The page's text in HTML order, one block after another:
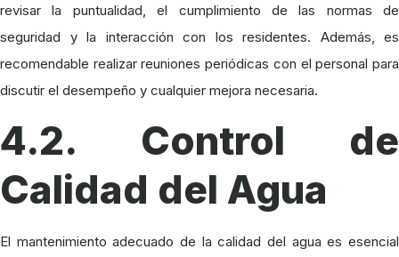
revisar la puntualidad, el cumplimiento de las normas de
seguridad y la interacción con los residentes. Además, es
recomendable realizar reuniones periódicas con el personal para
discutir el desempeño y cualquier mejora necesaria.
4.2. Control de
Calidad del Agua
El mantenimiento adecuado de la calidad del agua es esencial